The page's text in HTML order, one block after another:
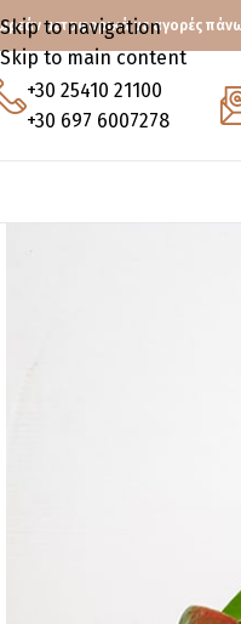
Skip to navigation
Skip to main content
μεταφορικά με αγορές
+30 25410 21100
+30 697 6007278